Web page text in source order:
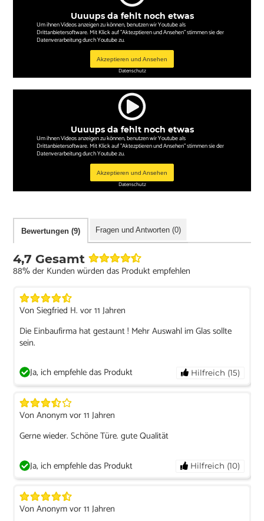
Uuuups da fehlt noch etwas
Um ihnen Videos anzeigen zu können, benutzen wir Youtube als
Drittanbietersoftware. Mit Klick auf "Aktezptieren und Ansehen" stimmen sie der
Datenverarbeitung durch Youtube zu.
Akzeptieren und Ansehen
Datenschutz
Uuuups da fehlt noch etwas
Um ihnen Videos anzeigen zu können, benutzen wir Youtube als
Drittanbietersoftware. Mit Klick auf "Aktezptieren und Ansehen" stimmen sie der
Datenverarbeitung durch Youtube zu.
Akzeptieren und Ansehen
Datenschutz
Bewertungen (9) Fragen und Antworten (0)
4,7 Gesamt
88% der Kunden würden das Produkt empfehlen
Von Siegfried H. vor 11 Jahren
Die Einbaufirma hat gestaunt ! Mehr Auswahl im Glas sollte
sein.
Ja, ich empfehle das Produkt Hilfreich (15)
Von Anonym vor 11 Jahren
Gerne wieder. Schöne Türe. gute Qualität
Ja, ich empfehle das Produkt Hilfreich (10)
Von Anonym vor 11 Jahren